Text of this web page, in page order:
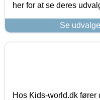
her for at se deres
Se
Hos Kids-world.dk